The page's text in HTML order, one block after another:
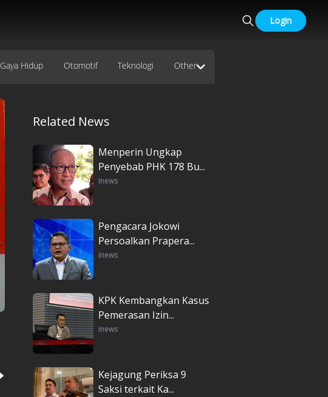
Login
Gaya Hidup Otomotif Teknologi Other
Related News
Menperin Ungkap
Penyebab PHK 178 Bu...
inews
Pengacara Jokowi
Persoalkan Prapera...
inews
KPK Kembangkan Kasus
Pemerasan Izin...
inews
Kejagung Periksa 9
Saksi terkait Ka...